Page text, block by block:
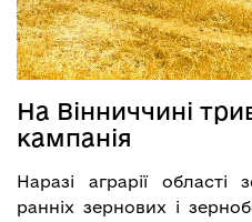
На Вінниччині
кампанія
Наразі аграрії області
ранніх зернових і